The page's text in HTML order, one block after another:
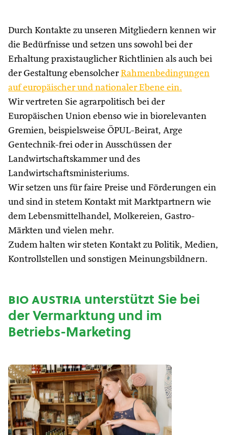
Durch Kontakte zu unseren Mitgliedern kennen wir
die Bedürfnisse und setzen uns sowohl bei der
Erhaltung praxistauglicher Richtlinien als auch bei
der Gestaltung ebensolcher Rahmenbedingungen
auf europäischer und nationaler Ebene ein.
Wir vertreten Sie agrarpolitisch bei der
Europäischen Union ebenso wie in biorelevanten
Gremien, beispielsweise ÖPUL-Beirat, Arge
Gentechnik-frei oder in Ausschüssen der
Landwirtschaftskammer und des
Landwirtschaftsministeriums.
Wir setzen uns für faire Preise und Förderungen ein
und sind in stetem Kontakt mit Marktpartnern wie
dem Lebensmittelhandel, Molkereien, Gastro-
Märkten und vielen mehr.
Zudem halten wir steten Kontakt zu Politik, Medien,
Kontrollstellen und sonstigen Meinungsbildnern.
bio austriaunterstützt Sie bei
der Vermarktung und im
Betriebs-Marketing